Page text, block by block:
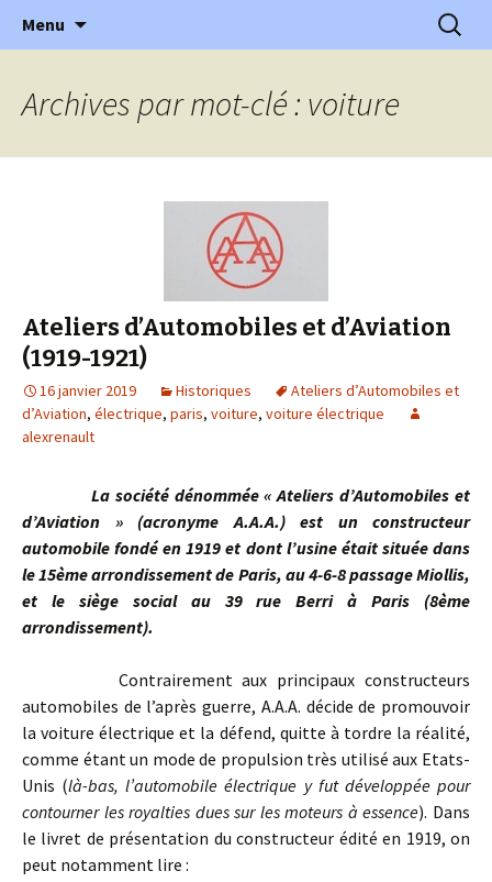
l'Automobile Ancienne
l'automobile ancienne : articles, historiques
…
Menu
Archives par mot-clé : voiture
Ateliers d’Automobiles et d’Aviation
(1919-1921)
16 janvier 2019 Historiques
Ateliers d’Automobiles et
d’Aviation, électrique, paris, voiture, voiture électrique
alexrenault
La société dénommée « Ateliers d’Automobiles et
d’Aviation » (acronyme A.A.A.) est un constructeur
automobile fondé en 1919 et dont l’usine était située dans
le 15ème arrondissement de Paris, au 4-6-8 passage Miollis,
et le siège social au 39 rue Berri à Paris (8ème
arrondissement).
Contrairement aux principaux constructeurs
automobiles de l’après guerre, A.A.A. décide de promouvoir
la voiture électrique et la défend, quitte à tordre la réalité,
comme étant un mode de propulsion très utilisé aux Etats-
Unis (là-bas, l’automobile électrique y fut développée pour
contourner les royalties dues sur les moteurs à essence). Dans
le livret de présentation du constructeur édité en 1919, on
peut notamment lire :